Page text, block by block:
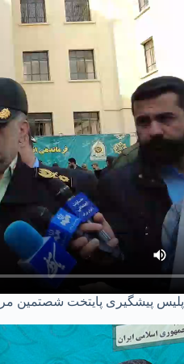
طرح رعد ۶۰ پلیس پیشگیری پایتخت